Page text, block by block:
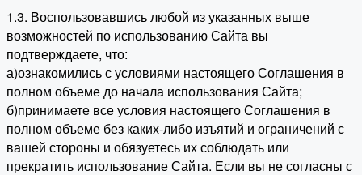
1.3. Воспользовавшись любой из указанных выше
возможностей по использованию Сайта вы
подтверждаете, что:
а)ознакомились с условиями настоящего Соглашения в
полном объеме до начала использования Сайта;
б)принимаете все условия настоящего Соглашения в
полном объеме без каких-либо изъятий и ограничений с
вашей стороны и обязуетесь их соблюдать или
прекратить использование Сайта. Если вы не согласны с